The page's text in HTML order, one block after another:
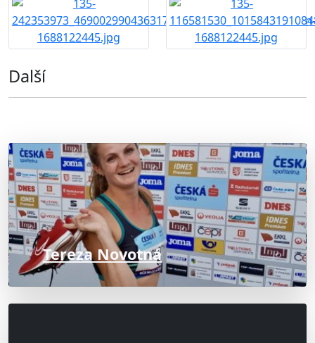
Další
Tereza Novotná